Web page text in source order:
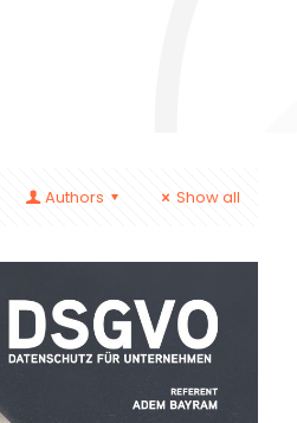
Authors Show all